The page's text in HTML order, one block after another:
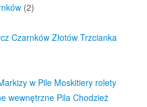
(2)
Czarnków Złotów Trzcianka
w Pile Moskitiery rolety
wewnętrzne Pila Chodzież